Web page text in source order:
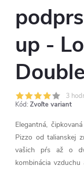
up -
3
Kód: Zvoľte variant
Elegantná,
Pizzo od talianskej
vašich pŕs až o
kombinácia